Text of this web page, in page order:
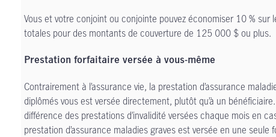
Vous et votre conjoint ou conjointe pouvez économiser 10 % sur
totales pour des montants de couverture de 125 000 $ ou plus.
Prestation forfaitaire versée à vous-même
Contrairement à l’assurance vie, la prestation d’assurance
diplômés vous est versée directement, plutôt qu’à un
différence des prestations d’invalidité versées chaque mois en
prestation d’assurance maladies graves est versée en une seule